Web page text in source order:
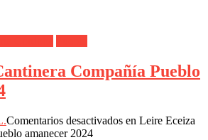
Compañía Pueblo
Comentarios desactivados en Leire Eceiza
amanecer 2024